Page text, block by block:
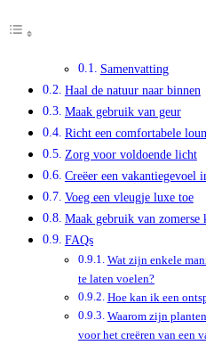
Samenvatting
Haal de natuur naar binnen
Maak gebruik van geur
Richt een comfortabele
Zorg voor voldoende licht
Creëer een vakantiegevoel
Voeg een vleugje luxe toe
Maak gebruik van zomerse
FAQs
Wat zijn enkele
te laten voelen?
Hoe kan ik een
Waarom zijn
voor het creëren van een